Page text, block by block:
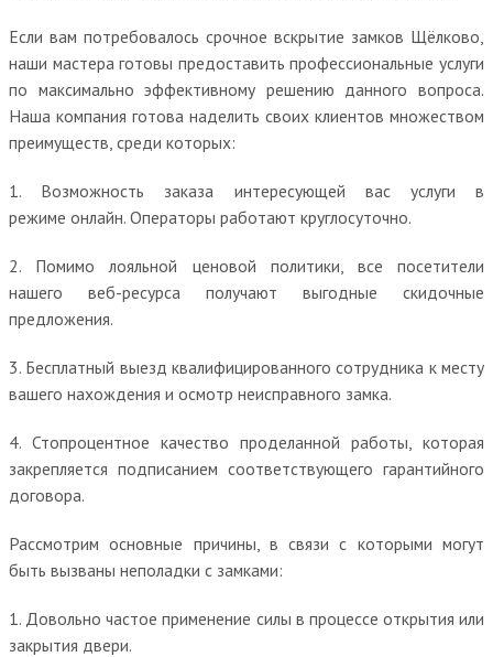
Если вам потребовалось срочное вскрытие замков Щёлково,
наши мастера готовы предоставить профессиональные услуги
по максимально эффективному решению данного вопроса.
Наша компания готова наделить своих клиентов множеством
преимуществ, среди которых:
1. Возможность заказа интересующей вас услуги в
режиме онлайн. Операторы работают круглосуточно.
2. Помимо лояльной ценовой политики, все посетители
нашего веб-ресурса получают выгодные скидочные
предложения.
3. Бесплатный выезд квалифицированного сотрудника к месту
вашего нахождения и осмотр неисправного замка.
4. Стопроцентное качество проделанной работы, которая
закрепляется подписанием соответствующего гарантийного
договора.
Рассмотрим основные причины, в связи с которыми могут
быть вызваны неполадки с замками:
1. Довольно частое применение силы в процессе открытия или
закрытия двери.